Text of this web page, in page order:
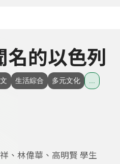
的以色列
生活綜合 多元文化
、林偉華、高明賢 學生